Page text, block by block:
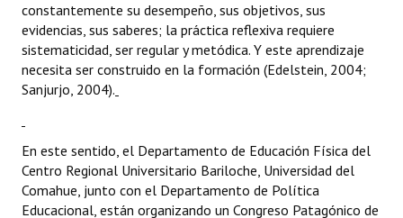
constantemente su desempeño, sus objetivos, sus
evidencias, sus saberes; la práctica reflexiva requiere
sistematicidad, ser regular y metódica. Y este aprendizaje
necesita ser construido en la formación (Edelstein, 2004;
Sanjurjo, 2004).
En este sentido, el Departamento de Educación Física del
Centro Regional Universitario Bariloche, Universidad del
Comahue, junto con el Departamento de Política
Educacional, están organizando un Congreso Patagónico de